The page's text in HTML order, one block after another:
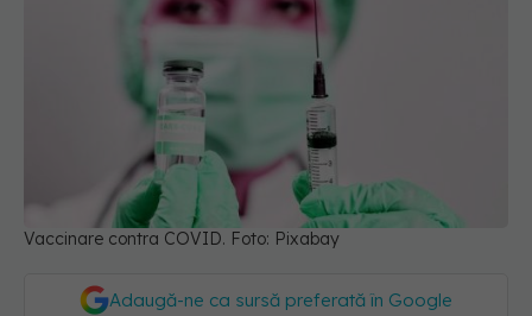
Vaccinare contra COVID. Foto: Pixabay
Adaugă-ne ca sursă preferată în Google